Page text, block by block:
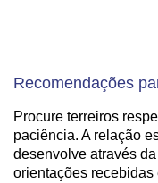
Recomendações
Procure terreiros
paciência. A relação
desenvolve através
orientações